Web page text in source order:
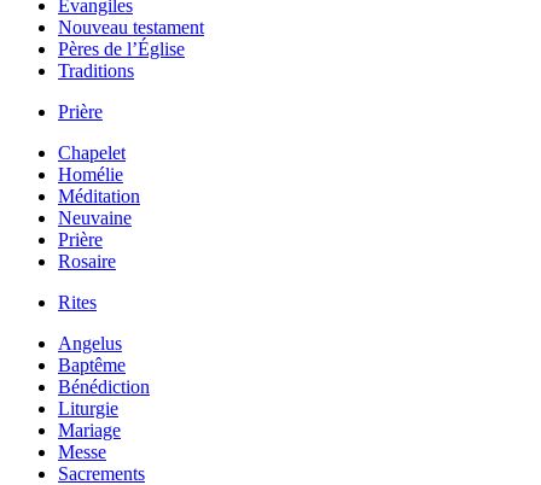
Évangiles
Nouveau testament
Pères de l’Église
Traditions
Prière
Chapelet
Homélie
Méditation
Neuvaine
Prière
Rosaire
Rites
Angelus
Baptême
Bénédiction
Liturgie
Mariage
Messe
Sacrements